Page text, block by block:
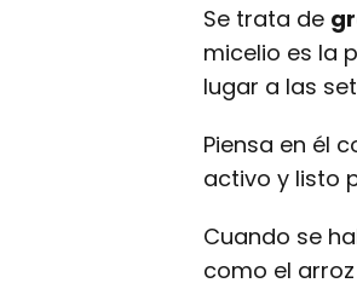
Se trata de
micelio es la
lugar a las
Piensa en él
activo y listo
Cuando se
como el